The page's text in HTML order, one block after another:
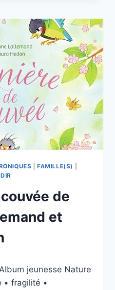
|FAMILLE(S)
de
et
jeunesse Nature
• fragilité •